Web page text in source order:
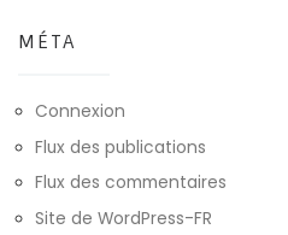
MÉTA
Connexion
Flux des publications
Flux des commentaires
Site de WordPress-FR